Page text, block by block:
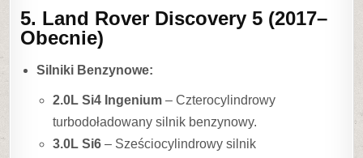
5. Land Rover Discovery 5 (2017–
Obecnie)
Silniki Benzynowe:
2.0L Si4 Ingenium – Czterocylindrowy
turbodoładowany silnik benzynowy.
3.0L Si6 – Sześciocylindrowy silnik